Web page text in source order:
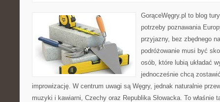
GorąceWęgry.pl to blog
potrzeby poznawania
przyjazny, bez zbędnego
podróżowanie musi być
osób, które lubią układać
jednocześnie chcą
improwizację. W centrum uwagi są Węgry, jednak naturalnie
muzyki i kawiarni, Czechy oraz Republika Słowacka. To właśnie